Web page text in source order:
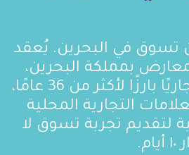
تسوق في البحرين. يُعقد
بمملكة البحرين،
وقد أصبح حدثًا تجاريًا بارزًا لأكثر من 36 عامًا،
التجارية المحلية
لتقديم تجربة تسوق لا